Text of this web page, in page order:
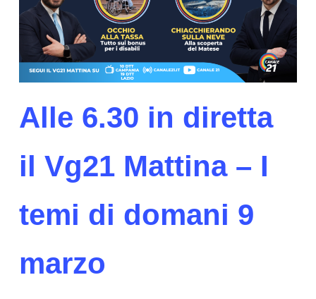
Alle 6.30 in diretta
il Vg21 Mattina – I
temi di domani 9
marzo